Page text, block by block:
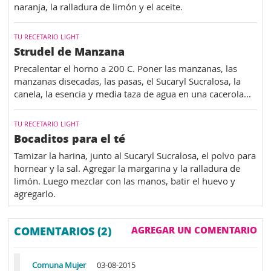
naranja, la ralladura de limón y el aceite.
TU RECETARIO LIGHT
Strudel de Manzana
Precalentar el horno a 200 C. Poner las manzanas, las
manzanas disecadas, las pasas, el Sucaryl Sucralosa, la
canela, la esencia y media taza de agua en una cacerola...
TU RECETARIO LIGHT
Bocaditos para el té
Tamizar la harina, junto al Sucaryl Sucralosa, el polvo para
hornear y la sal. Agregar la margarina y la ralladura de
limón. Luego mezclar con las manos, batir el huevo y
agregarlo.
COMENTARIOS (2) AGREGAR UN COMENTARIO
Comuna Mujer 03-08-2015